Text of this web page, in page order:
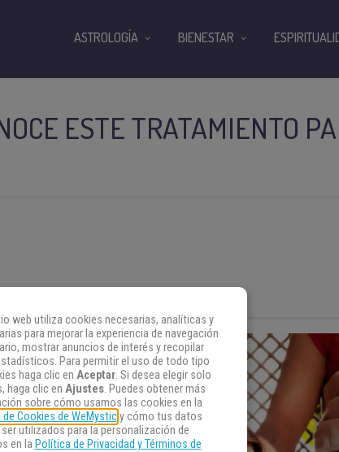
ESTE TRATAMIENTO
ASTROLOGÍA BIENESTAR
web utiliza cookies necesarias, analíticas y
para mejorar la experiencia de navegación
mostrar anuncios de interés y recopilar
Para permitir el uso de todo tipo
haga clic en Aceptar. Si desea elegir solo
haga clic en Ajustes. Puedes obtener más
sobre cómo usamos las cookies en la
de Cookies de WeMysticy cómo tus datos
utilizados para la personalización de
en la Política de Privacidad y Términos de